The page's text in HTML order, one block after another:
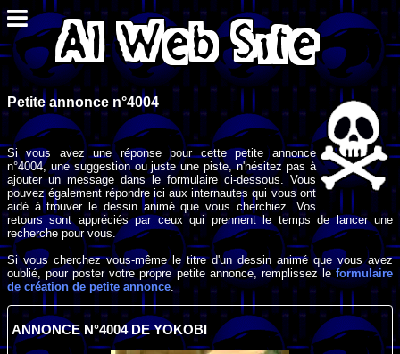
Petite annonce n°4004
Si vous avez une réponse pour cette petite annonce
n°4004, une suggestion ou juste une piste, n'hésitez pas à
ajouter un message dans le formulaire ci-dessous. Vous
pouvez également répondre ici aux internautes qui vous ont
aidé à trouver le dessin animé que vous cherchiez. Vos
retours sont appréciés par ceux qui prennent le temps de lancer une
recherche pour vous.
Si vous cherchez vous-même le titre d'un dessin animé que vous avez
oublié, pour poster votre propre petite annonce, remplissez leformulaire
de création de petite annonce .
ANNONCE N°4004 DE YOKOBI